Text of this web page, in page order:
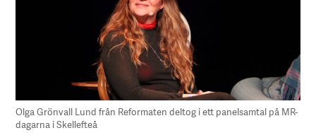
Olga Grönvall Lund från Reformaten deltog i ett panelsamtal på MR-
dagarna i Skellefteå